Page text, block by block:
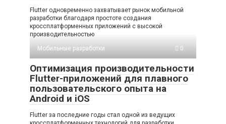
Flutter одновременно захватывает рынок мобильной
разработки благодаря простоте создания
кроссплатформенных приложений с высокой
производительностью
Мобильные разработки
0
Оптимизация производительности
Flutter-приложений для плавного
пользовательского опыта на
Android и iOS
Flutter за последние годы стал одной из ведущих